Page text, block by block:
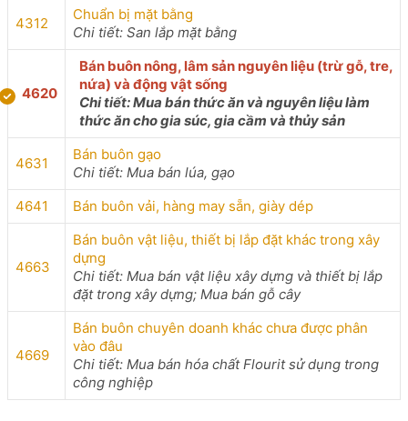
4312
Chuẩn bị mặt bằng
Chi tiết: San lắp mặt bằng
4620
Bán buôn nông, lâm sản nguyên liệu (trừ gỗ, tre,
nứa) và động vật sống
Chi tiết: Mua bán thức ăn và nguyên liệu làm
thức ăn cho gia súc, gia cầm và thủy sản
4631
Bán buôn gạo
Chi tiết: Mua bán lúa, gạo
4641
Bán buôn vải, hàng may sẵn, giày dép
4663
Bán buôn vật liệu, thiết bị lắp đặt khác trong xây
dựng
Chi tiết: Mua bán vật liệu xây dựng và thiết bị lắp
đặt trong xây dựng; Mua bán gỗ cây
4669
Bán buôn chuyên doanh khác chưa được phân
vào đâu
Chi tiết: Mua bán hóa chất Flourit sử dụng trong
công nghiệp